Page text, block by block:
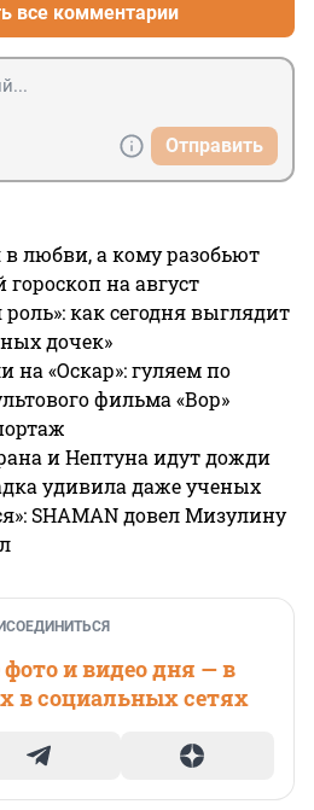
все комментарии
Отправить
любви, а кому разобьют
на август
как сегодня выглядит
дочек»
на «Оскар»: гуляем по
фильма «Вор»
и Нептуна идут дожди
удивила даже ученых
SHAMAN довел Мизулину
и видео дня — в
в социальных сетях